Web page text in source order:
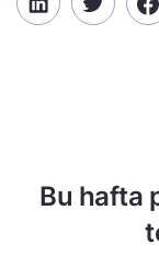
Bu hafta